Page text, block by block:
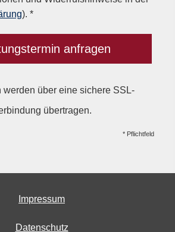
). *
anfragen
werden über eine sichere SSL-
übertragen.
* Pflichtfeld
Impressum
Datenschutz